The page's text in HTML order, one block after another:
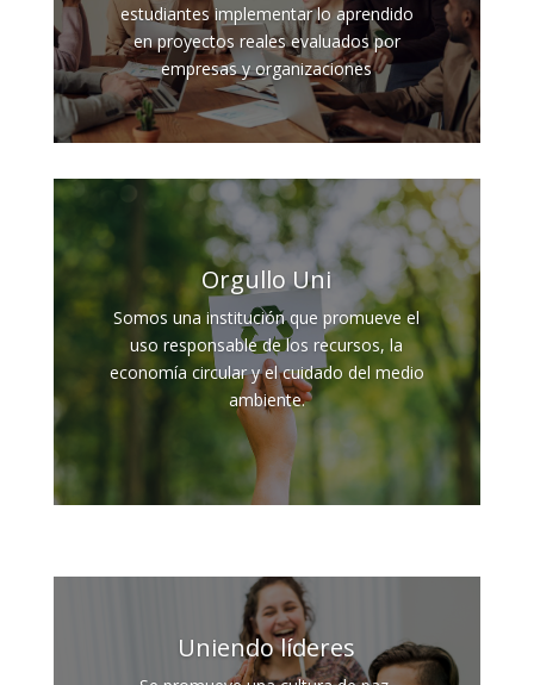
estudiantes implementar lo aprendido
en proyectos reales evaluados por
empresas y organizaciones
Orgullo Uni
Somos una institución que promueve el
uso responsable de los recursos, la
economía circular y el cuidado del medio
ambiente.
Uniendo líderes